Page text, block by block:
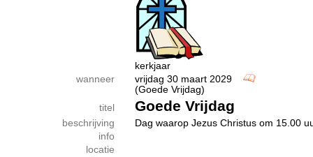
kerkjaar
wanneer
vrijdag 30 maart 2029
(Goede Vrijdag)
titel
Goede Vrijdag
beschrijving
Dag waarop Jezus Christus om 15.00
info
locatie